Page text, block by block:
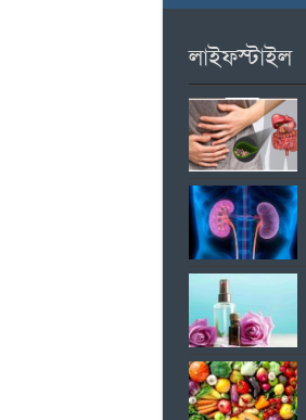
লাইফস্টাইল